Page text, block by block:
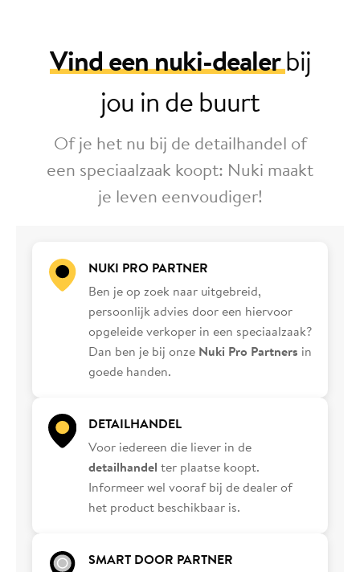
Vind een nuki-dealerbij
jou in de buurt
Of je het nu bij de detailhandel of
een speciaalzaak koopt: Nuki maakt
je leven eenvoudiger!
NUKI PRO PARTNER
Ben je op zoek naar uitgebreid,
persoonlijk advies door een hiervoor
opgeleide verkoper in een speciaalzaak?
Dan ben je bij onze Nuki Pro Partners in
goede handen.
DETAILHANDEL
Voor iedereen die liever in de
detailhandel ter plaatse koopt.
Informeer wel vooraf bij de dealer of
het product beschikbaar is.
SMART DOOR PARTNER